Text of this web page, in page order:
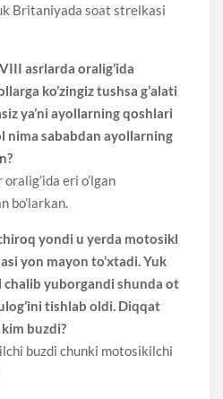
Britaniyada soat strelkasi
asrlarda oralig’ida
ko’zingiz tushsa g’alati
ya’ni ayollarning qoshlari
nima sababdan ayollarning
eri o’lgan
bo’larkan.
yondi u yerda motosikl
yon mayon to’xtadi. Yuk
chalib yuborgandi shunda ot
tishlab oldi. Diqqat
buzdi?
buzdi chunki motosikilchi